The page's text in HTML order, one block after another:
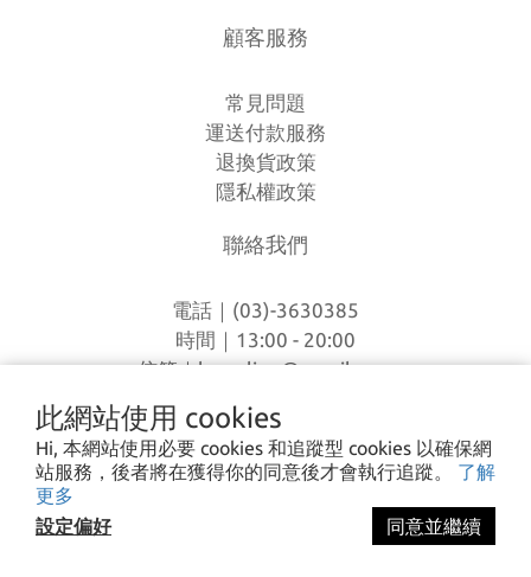
此網站使用 cookies
Hi, 本網站使用必要 cookies 和追蹤型 cookies 以確保網
站服務，後者將在獲得你的同意後才會執行追蹤。 了解
更多
設定偏好
同意並繼續
顧客服務
常見問題
運送付款服務
退換貨政策
隱私權政策
聯絡我們
電話｜(03)-3630385
時間｜13:00 - 20:00
信箱｜loverlien@gmail.com
地址｜桃園市八德區和平路1168巷7號
I CA PING ©2023 愛露愛玩 All rights reserved.